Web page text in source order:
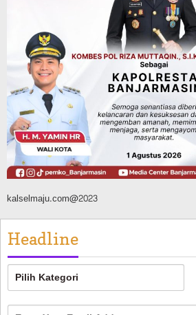
Advertorial Pemkab Balangan
Silaturahmi ke DPRD
AKBP Arif Mansyur
Keamanan Daerah
Agustus 6, 2026
kalselmaju.com@2023
Headline
Headline